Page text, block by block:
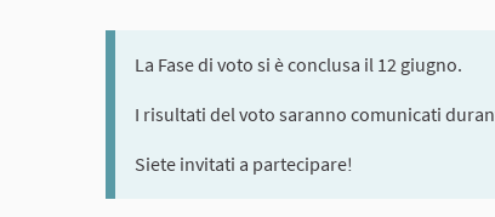
La Fase di voto si è conclusa il 12 giugno.
I risultati del voto saranno comunicati
Siete invitati a partecipare!